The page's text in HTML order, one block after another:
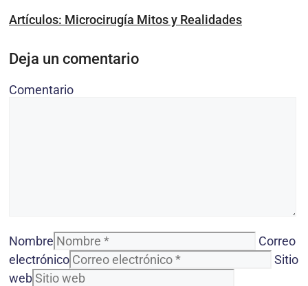
Artículos: Microcirugía Mitos y Realidades
Deja un comentario
Comentario
Nombre
Correo
electrónico
Sitio
web